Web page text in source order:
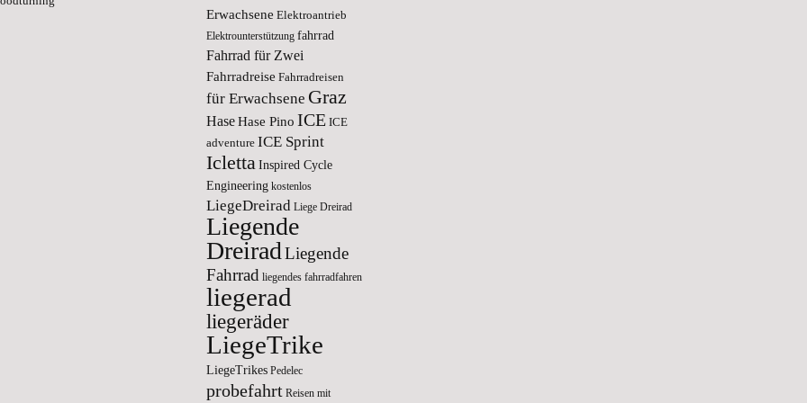
Erwachsene Elektroantrieb
Elektrounterstützung fahrrad
Fahrrad für Zwei
Fahrradreise Fahrradreisen
für Erwachsene Graz
HaseHase Pino ICE ICE
adventure ICE Sprint
IclettaInspired Cycle
Engineering kostenlos
LiegeDreirad Liege Dreirad
Liegende
Dreirad Liegende
Fahrrad liegendes fahrradfahren
liegerad
liegeräder
LiegeTrike
LiegeTrikes Pedelec
probefahrt Reisen mit